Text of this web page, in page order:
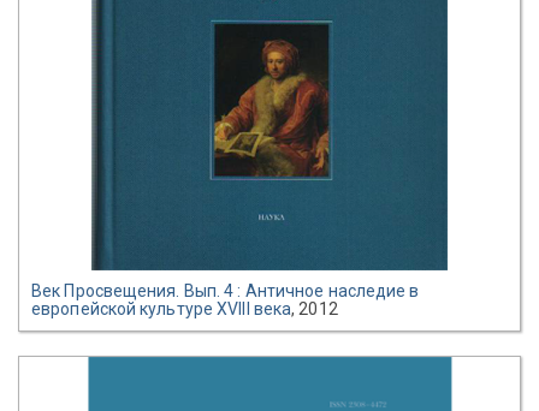
Век Просвещения. Вып. 4 : Античное наследие в
европейской культуре XVIII века, 2012